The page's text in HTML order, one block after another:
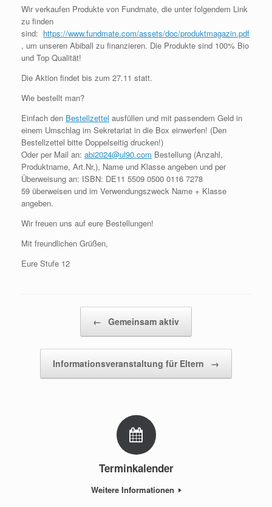
Wir verkaufen Produkte von Fundmate, die unter folgendem Link
zu finden
sind: https://www.fundmate.com/assets/doc/produktmagazin.pdf
, um unseren Abiball zu finanzieren. Die Produkte sind 100% Bio
und Top Qualität!
Die Aktion findet bis zum 27.11 statt.
Wie bestellt man?
Einfach den Bestellzettel ausfüllen und mit passendem Geld in
einem Umschlag im Sekretariat in die Box einwerfen! (Den
Bestellzettel bitte Doppelseitig drucken!)
Oder per Mail an: abi2024@ul90.com Bestellung (Anzahl,
Produktname, Art.Nr,), Name und Klasse angeben und per
Überweisung an: ISBN: DE11 5509 0500 0116 7278
59 überweisen und im Verwendungszweck Name + Klasse
angeben.
Wir freuen uns auf eure Bestellungen!
Mit freundlichen Grüßen,
Eure Stufe 12
← Gemeinsam aktiv
Informationsveranstaltung für Eltern →
Terminkalender
Weitere Informationen